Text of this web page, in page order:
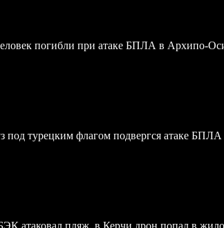
погибли при атаке БПЛА в Архипо-
под турецким флагом подвергся атаке
атаковал пляж, в Керчи дрон попал в